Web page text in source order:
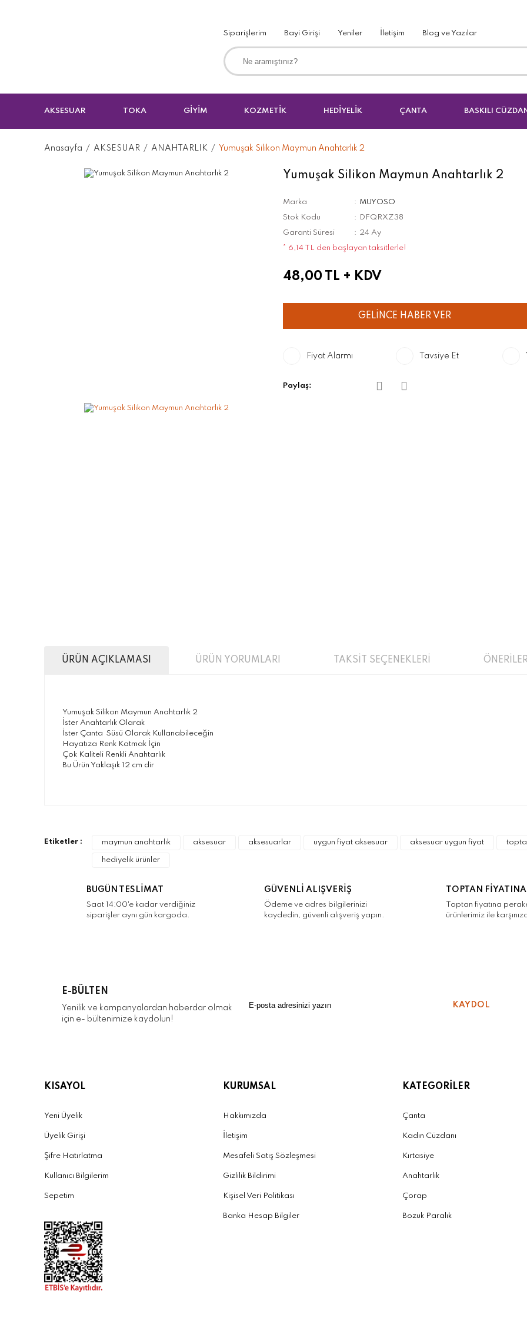
Siparişlerim Bayi Girişi Yeniler İletişim Blog ve Yazılar
AKSESUAR TOKA GİYİM KOZMETİK HEDİYELİK ÇANTA BASKILI
Anasayfa AKSESUAR ANAHTARLIK Yumuşak Silikon Maymun Anahtarlık 2
Yumuşak Silikon Maymun Anahtarlık 2
Marka
MUYOSO
Stok Kodu
DFQRXZ38
Garanti Süresi
24 Ay
* 6,14 TL den başlayan taksitlerle!
48,00 TL + KDV
GELİNCE HABER VER
Fiyat Alarmı Tavsiye Et
Paylaş:
ÜRÜN AÇIKLAMASI ÜRÜN YORUMLARI TAKSİT SEÇENEKLERİ
Yumuşak Silikon Maymun Anahtarlık 2
İster Anahtarlık Olarak
İster Çanta Süsü Olarak Kullanabileceğin
Hayatıza Renk Katmak İçin
Çok Kaliteli Renkli Anahtarlık
Bu Ürün Yaklaşık 12 cm dir
Ürün fiyatı diğer sitelerden daha pahalı.
Bu ürüne benzer farklı alternatifler olmalı.
Etiketler : maymun anahtarlık aksesuar aksesuarlar uygun fiyat aksesuar aksesuar uygun fiyat
hediyelik ürünler
BUGÜN TESLİMAT
Saat 14:00'e kadar verdiğiniz
siparişler aynı gün kargoda.
GÜVENLİ ALIŞVERİŞ
Ödeme ve adres bilgilerinizi
kaydedin, güvenli alışveriş yapın.
TOPTAN FİYATINA
Toptan fiyatına
ürünlerimiz ile
E-BÜLTEN
Yenilik ve kampanyalardan haberdar olmak
için e- bültenimize kaydolun!
KAYDOL
KISAYOL
Yeni Üyelik
Üyelik Girişi
Şifre Hatırlatma
Kullanıcı Bilgilerim
Sepetim
KURUMSAL
Hakkımızda
İletişim
Mesafeli Satış Sözleşmesi
Gizlilik Bildirimi
Kişisel Veri Politikası
Banka Hesap Bilgiler
KATEGORİLER
Çanta
Kadın Cüzdanı
Kırtasiye
Anahtarlık
Çorap
Bozuk Paralık